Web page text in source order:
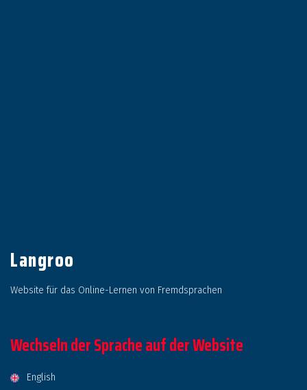
Langroo
Website für das Online-Lernen von Fremdsprachen
Wechseln der Sprache auf der Website
English